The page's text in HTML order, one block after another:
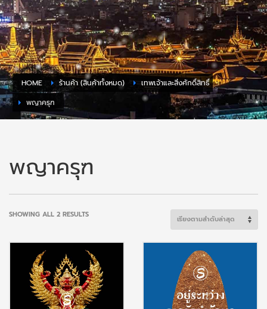
HOME ร้านค้า (สินค้าทั้งหมด)
เทพเจ้าและสิ่งศักดิ์สิทธิ์
พญาครุฑ
พญาครุฑ
SHOWING ALL 2 RESULTSSORTED